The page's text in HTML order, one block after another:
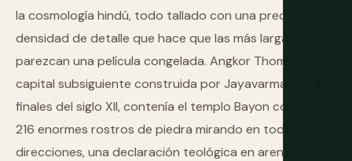
la cosmología hindú, todo tallado con una precisión y
densidad de detalle que hace que las más largas
parezcan una película congelada. Angkor Thom, la
capital subsiguiente construida por Jayavarman VII a
finales del siglo XII, contenía el templo Bayon con sus
216 enormes rostros de piedra mirando en todas
direcciones, una declaración teológica en arenisca